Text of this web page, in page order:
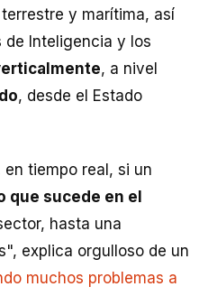
y marítima, así
de Inteligencia y los
, a nivel
, desde el Estado
tiempo real, si un
que sucede en el
hasta una
explica orgulloso de un
muchos problemas a